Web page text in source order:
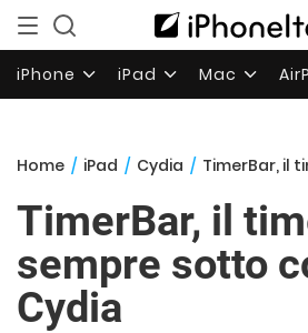
iPhone iPad Mac
Home / iPad / Cydia / TimerBar, il timer
TimerBar, il
sempre sotto
Cydia